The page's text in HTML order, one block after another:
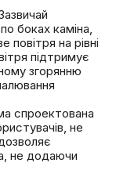
боках каміна,
на рівні
підтримує
згорянню
спроектована
не
не додаючи